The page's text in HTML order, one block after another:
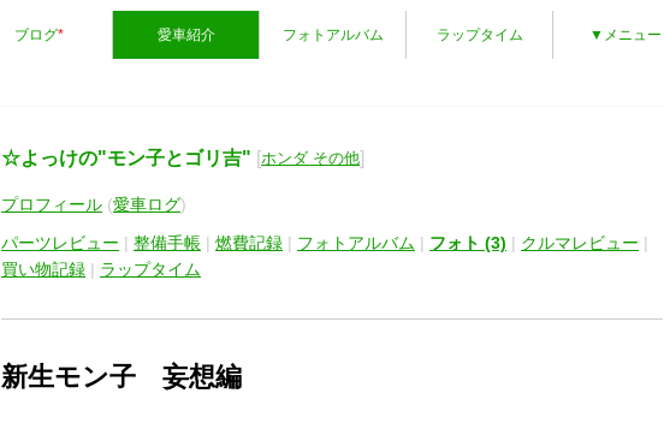
ブログ* 愛車紹介 フォトアルバム ラップタイム ▼メニュー
☆よっけの"モン子とゴリ吉" [ホンダ その他]
プロフィール (愛車ログ)
パーツレビュー | 整備手帳 | 燃費記録 | フォトアルバム | フォト (3) | クルマレビュー |
買い物記録 | ラップタイム
新生モン子 妄想編